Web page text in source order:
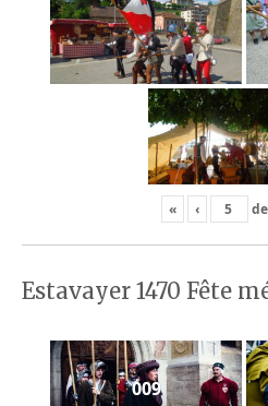
« ‹ de
Estavayer 1470 Fête
009